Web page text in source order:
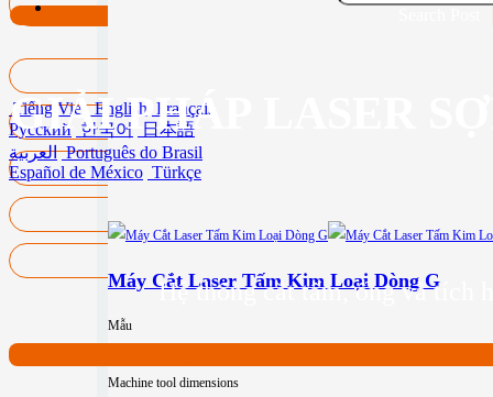
Máy Cắt Laser Tấm Kim Loại Dòng G
Mẫu
Machine tool dimensions
Tiếng Việt English Français
Русский 한국어
日本語
العربية Português do Brasil
Español de México Türkçe
GIẢI PHÁP LASER
Hệ thống cắt tấm, ống và tích